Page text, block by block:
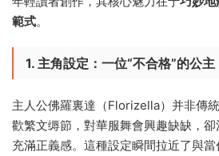
範式。
1. 主角設定：一位“不合格”的公主
主人公佛羅裏達（Florizella）并非傳
歡繁文缛節，對華服舞會興趣缺缺，卻
充滿正義感。這種設定瞬間拉近了與